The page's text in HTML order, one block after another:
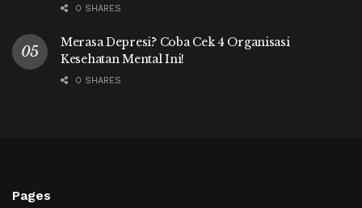
0 SHARES
Merasa Depresi? Coba Cek 4 Organisasi
Kesehatan Mental Ini!
0 SHARES
Pages